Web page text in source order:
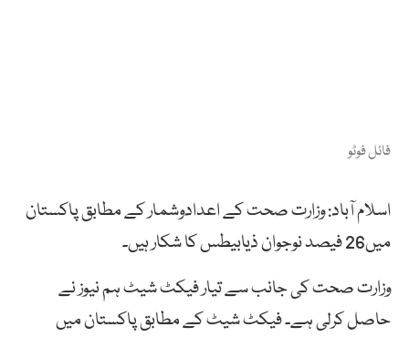
فائل فوٹو
اسلام آباد: وزارت صحت کے اعدادوشمار کے مطابق پاکستان
میں26 فیصد نوجوان ذیابیطس کا شکار ہیں۔
وزارت صحت کی جانب سے تیار فیکٹ شیٹ ہم نیوز نے
حاصل کرلی ہے۔ فیکٹ شیٹ کے مطابق پاکستان میں